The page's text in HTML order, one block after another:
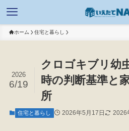
ホーム 住宅と暮らし
クロゴキブリ幼
時の判断基準と
所
2026
6/19
住宅と暮らし 2026年5月17日 2026